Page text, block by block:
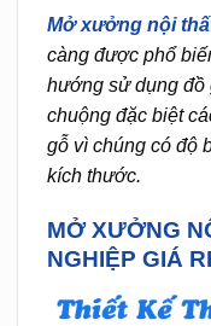
Mở xưởng nội
càng được phổ
hướng sử dụng đồ
chuộng đặc biệt
gỗ vì chúng có độ
kích thước.
MỞ XƯỞNG
NGHIỆP GIÁ